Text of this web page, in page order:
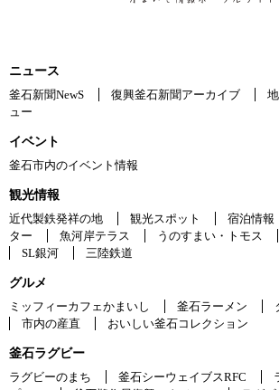
ニュース
釜石新聞NewS
復興釜石新聞アーカイブ
ュー
イベント
釜石市内のイベント情報
観光情報
近代製鉄発祥の地
観光スポット 宿泊情報
ター
魚河岸テラス うのすまい・トモス
SL銀河
三陸鉄道
グルメ
ミッフィーカフェかまいし
釜石ラーメン
市内の産直
おいしい釜石コレクション
釜石ラグビー
ラグビーのまち
釜石シーウェイブスRFC